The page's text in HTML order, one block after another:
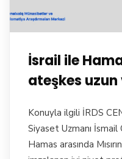
İsrail ile
ateşkes
Konuyla ilgili İRDS
Siyaset Uzmanı İsmail
Hamas arasında